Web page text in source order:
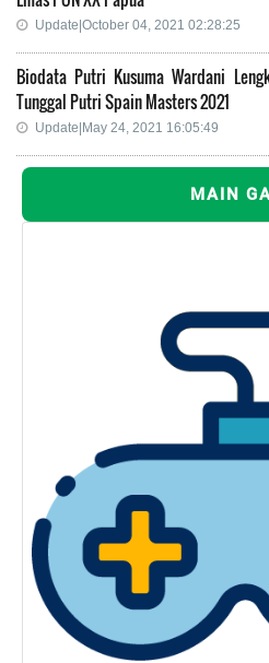
Update|October 04, 2021 02:28:25
Biodata Putri Kusuma Wardani
Tunggal Putri Spain Masters 2021
Update|May 24, 2021 16:05:49
MAIN